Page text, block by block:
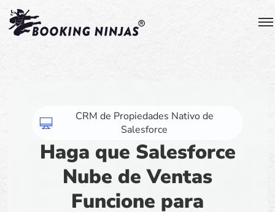
CRM de Propiedades Nativo de
Salesforce
Haga que Salesforce
Nube de Ventas
Funcione para